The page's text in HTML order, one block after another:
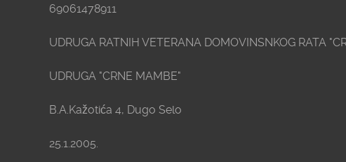
69061478911
UDRUGA RATNIH VETERANA DOMOVINSNKOG RATA
UDRUGA "CRNE MAMBE"
B.A.Kažotića 4, Dugo Selo
25.1.2005.